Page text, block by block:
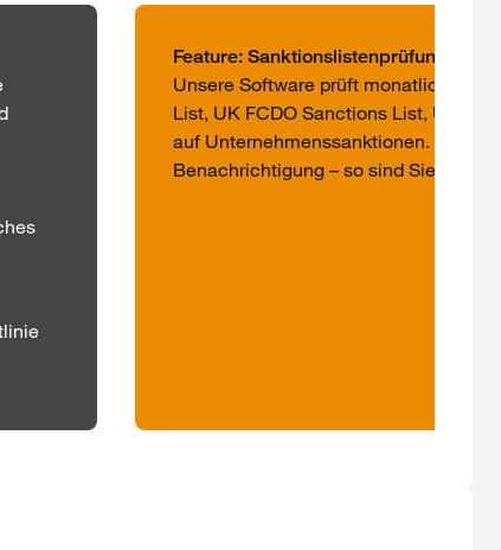
Feature: Sanktionslistenprüfung
Unsere Software prüft monatlich
List, UK FCDO Sanctions List, US
auf Unternehmenssanktionen.
Benachrichtigung – so sind Sie